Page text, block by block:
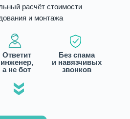
расчёт стоимости
и монтажа
»
Ответит
инженер,
а не бот
Без спама
и навязчивых
звонков